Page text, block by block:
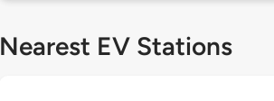
Nearest EV Stations